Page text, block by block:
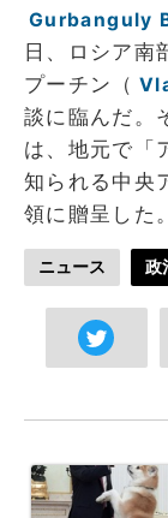
Gurbanguly
日、ロシア南
プーチン（
談に臨んだ。
は、地元で「
知られる中央
領に贈呈した
ニュース 政